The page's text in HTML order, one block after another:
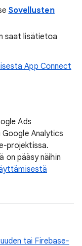
Sovellusten
saat lisätietoa
App Connect
Ads
Google Analytics
projektissa.
on pääsy näihin
tai Firebase-